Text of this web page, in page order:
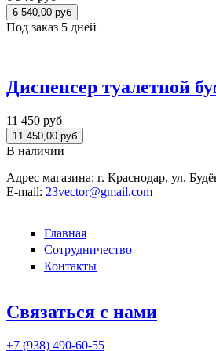
Под заказ 5 дней
Диспенсер туалетной
11 450 руб
В наличии
Адрес магазина: г. Краснодар, ул.
E-mail: 23vector@gmail.com
Главная
Сотрудничество
Контакты
Связаться с нами
+7 (938) 490-60-55